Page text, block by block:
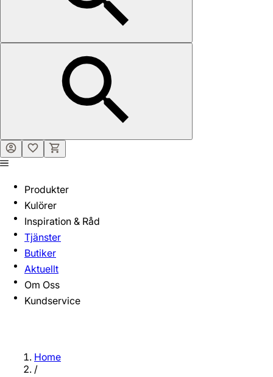
Produkter
Kulörer
Inspiration & Råd
Tjänster
Butiker
Aktuellt
Om Oss
Kundservice
Home
/